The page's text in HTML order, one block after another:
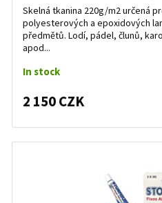
Skelná tkanina 220g/m2 určená
polyesterových a epoxidových
předmětů. Lodí, pádel, člunů,
apod...
In stock
2 150 CZK